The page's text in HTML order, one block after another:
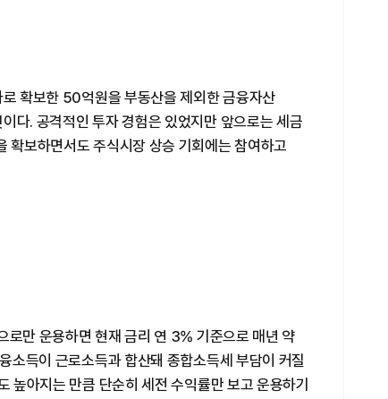
확보한 50억원을 부동산을 제외한 금융자산
다. 공격적인 투자 경험은 있었지만 앞으로는 세금
확보하면서도 주식시장 상승 기회에는 참여하고
만 운용하면 현재 금리 연 3% 기준으로 매년 약
득이 근로소득과 합산돼 종합소득세 부담이 커질
높아지는 만큼 단순히 세전 수익률만 보고 운용하기